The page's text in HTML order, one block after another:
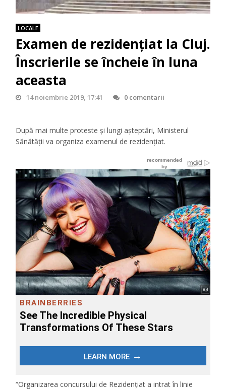
LOCALE
Examen de rezidenţiat la Cluj.
Înscrierile se încheie în luna
aceasta
14 noiembrie 2019, 17:41 0 comentarii
După mai multe proteste şi lungi aşteptări, Ministerul
Sănătăţii va organiza examenul de rezidenţiat.
“Organizarea concursului de Rezidenţiat a intrat în linie